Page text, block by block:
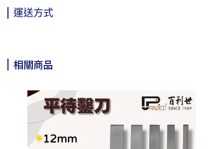
運送方式
相關商品